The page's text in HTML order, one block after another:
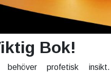
Bok!
behöver profetisk